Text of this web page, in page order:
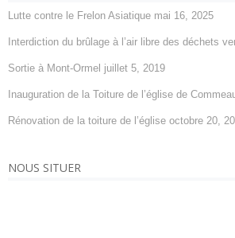
Lutte contre le Frelon Asiatique mai 16, 2025
Interdiction du brûlage à l’air libre des déchets
Sortie à Mont-Ormel juillet 5, 2019
Inauguration de la Toiture de l’église de
Rénovation de la toiture de l’église octobre 20,
NOUS SITUER